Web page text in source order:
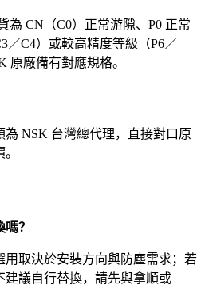
為 CN（C0）正常游隙、P0 正常
／C4）或較高精度等級（P6／
原廠備有對應規格。
NSK 台灣總代理，直接對口原
？
取決於安裝方向與防塵需求；若
建議自行替換，請先與拿順或